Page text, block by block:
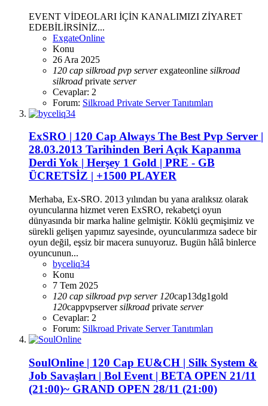
EVENT VİDEOLARI İÇİN KANALIMIZI ZİYARET
EDEBİLİRSİNİZ...
ExgateOnline
Konu
26 Ara 2025
120 cap silkroad pvp server exgateonline silkroad
silkroad private server
Cevaplar: 2
Forum: Silkroad Private Server Tanıtımları
ExSRO | 120 Cap Always The Best Pvp Server |
28.03.2013 Tarihinden Beri Açık Kapanma
Derdi Yok | Herşey 1 Gold | PRE - GB
ÜCRETSİZ | +1500 PLAYER
Merhaba, Ex-SRO. 2013 yılından bu yana aralıksız olarak
oyuncularına hizmet veren ExSRO, rekabetçi oyun
dünyasında bir marka haline gelmiştir. Köklü geçmişimiz ve
sürekli gelişen yapımız sayesinde, oyuncularımıza sadece bir
oyun değil, eşsiz bir macera sunuyoruz. Bugün hâlâ binlerce
oyuncunun...
byceliq34
Konu
7 Tem 2025
120 cap silkroad pvp server 120cap13dg1gold
120cappvpserversilkroad private server
Cevaplar: 2
Forum: Silkroad Private Server Tanıtımları
SoulOnline | 120 Cap EU&CH | Silk System &
Job Savaşları | Bol Event | BETA OPEN 21/11
(21:00)~ GRAND OPEN 28/11 (21:00)